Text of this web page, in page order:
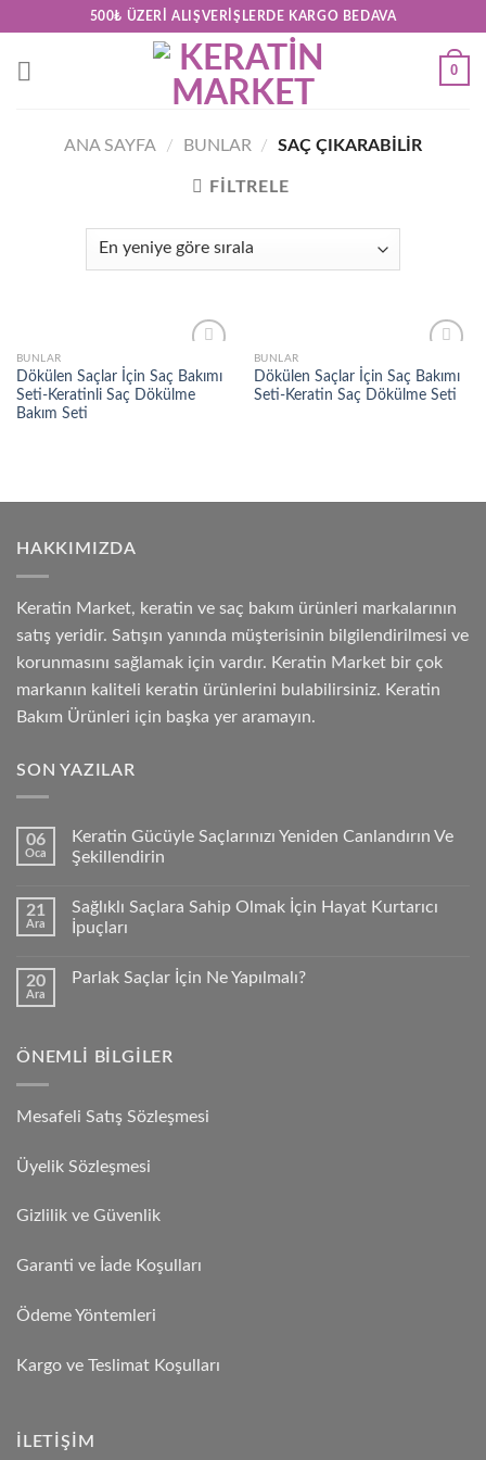
content
500₺ ÜZERI ALIŞVERIŞLERDE KARGO BEDAVA
0
ANA SAYFA / BUNLAR / SAÇ ÇIKARABILIR
FILTRELE
Add to
wishlist
BUNLAR
Dökülen Saçlar İçin Saç Bakımı
Seti-Keratinli Saç Dökülme
Bakım Seti
Add to
wishlist
BUNLAR
Dökülen Saçlar İçin Saç Bakımı
Seti-Keratin Saç Dökülme Seti
HAKKIMIZDA
Keratin Market, keratin ve saç bakım ürünleri markalarının
satış yeridir. Satışın yanında müşterisinin bilgilendirilmesi ve
korunmasını sağlamak için vardır. Keratin Market bir çok
markanın kaliteli keratin ürünlerini bulabilirsiniz. Keratin
Bakım Ürünleri için başka yer aramayın.
SON YAZILAR
06
Oca
Keratin Gücüyle Saçlarınızı Yeniden Canlandırın Ve
Şekillendirin
21
Ara
Sağlıklı Saçlara Sahip Olmak İçin Hayat Kurtarıcı
İpuçları
20
Ara
Parlak Saçlar İçin Ne Yapılmalı?
ÖNEMLI BILGILER
Mesafeli Satış Sözleşmesi
Üyelik Sözleşmesi
Gizlilik ve Güvenlik
Garanti ve İade Koşulları
Ödeme Yöntemleri
Kargo ve Teslimat Koşulları
İLETIŞIM